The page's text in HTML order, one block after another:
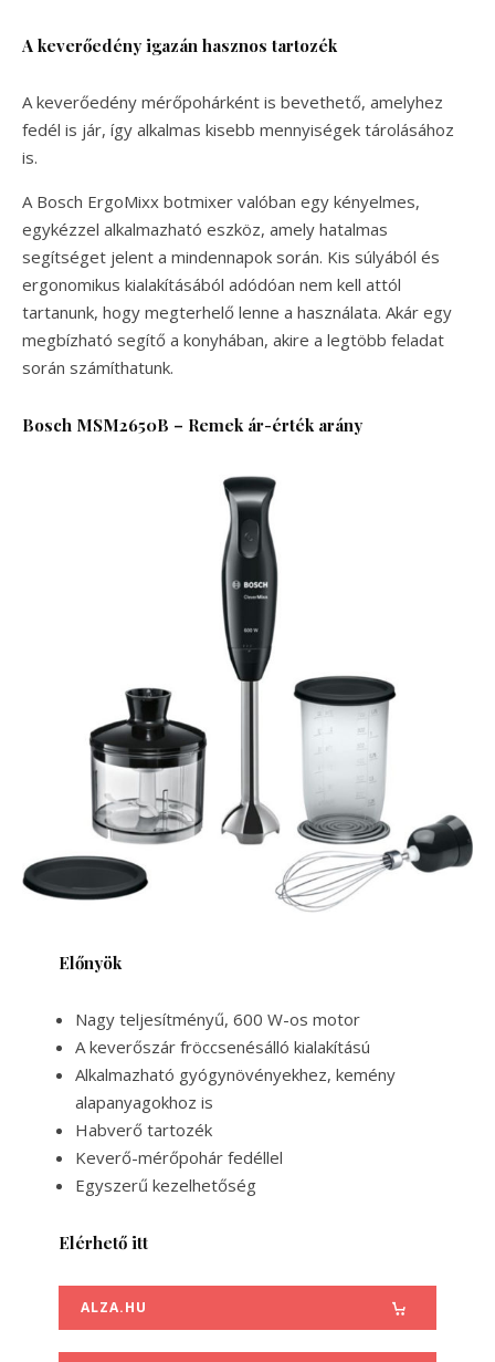
A keverőedény igazán hasznos tartozék
A keverőedény mérőpohárként is bevethető, amelyhez
fedél is jár, így alkalmas kisebb mennyiségek tárolásához
is.
A Bosch ErgoMixx botmixer valóban egy kényelmes,
egykézzel alkalmazható eszköz, amely hatalmas
segítséget jelent a mindennapok során. Kis súlyából és
ergonomikus kialakításából adódóan nem kell attól
tartanunk, hogy megterhelő lenne a használata. Akár egy
megbízható segítő a konyhában, akire a legtöbb feladat
során számíthatunk.
Bosch MSM2650B – Remek ár-érték arány
Előnyök
Nagy teljesítményű, 600 W-os motor
A keverőszár fröccsenésálló kialakítású
Alkalmazható gyógynövényekhez, kemény
alapanyagokhoz is
Habverő tartozék
Keverő-mérőpohár fedéllel
Egyszerű kezelhetőség
Elérhető itt
ALZA.HU